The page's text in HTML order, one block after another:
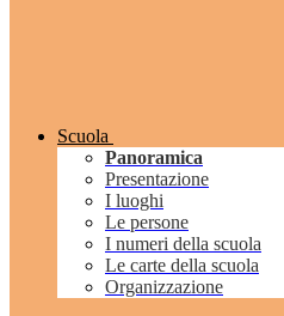
Scuola
Panoramica
Presentazione
I luoghi
Le persone
I numeri della scuola
Le carte della scuola
Organizzazione